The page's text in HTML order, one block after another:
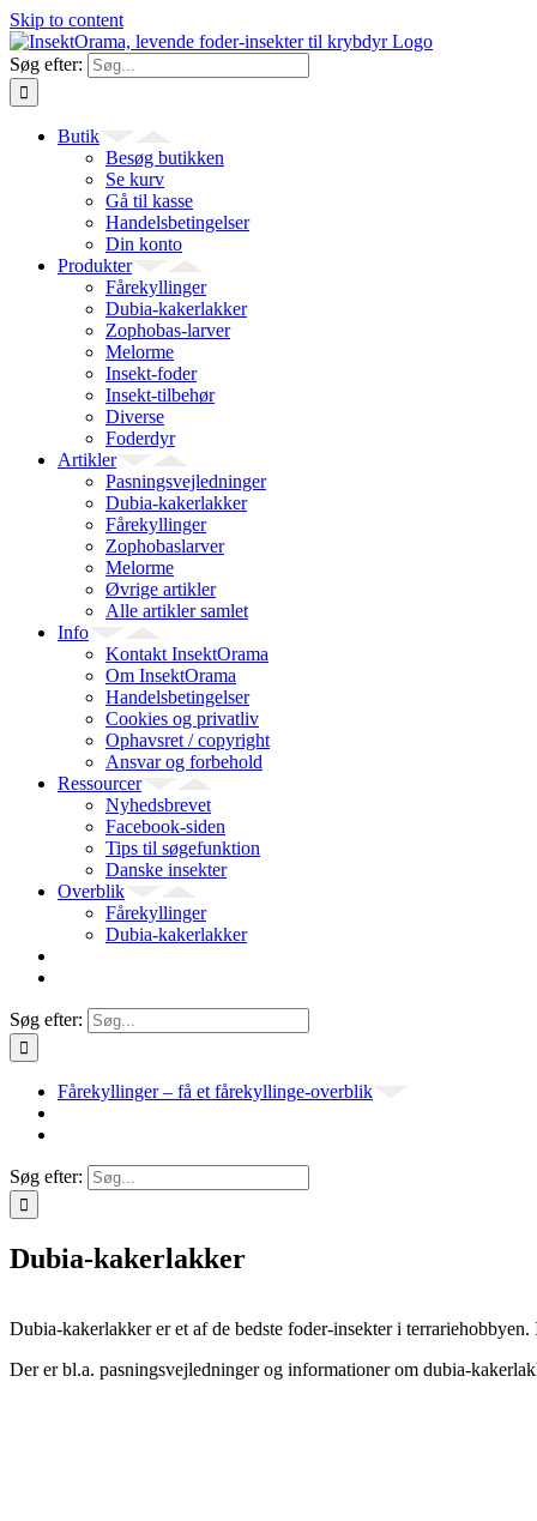
Skip to content
Søg efter:
Butik
Besøg butikken
Se kurv
Gå til kasse
Handelsbetingelser
Din konto
Produkter
Fårekyllinger
Dubia-kakerlakker
Zophobas-larver
Melorme
Insekt-foder
Insekt-tilbehør
Diverse
Foderdyr
Artikler
Pasningsvejledninger
Dubia-kakerlakker
Fårekyllinger
Zophobaslarver
Melorme
Øvrige artikler
Alle artikler samlet
Info
Kontakt InsektOrama
Om InsektOrama
Handelsbetingelser
Cookies og privatliv
Ophavsret / copyright
Ansvar og forbehold
Ressourcer
Nyhedsbrevet
Facebook-siden
Tips til søgefunktion
Danske insekter
Overblik
Fårekyllinger
Dubia-kakerlakker
Søg efter:
Fårekyllinger – få et fårekyllinge-overblik
Søg efter:
Dubia-kakerlakker
Dubia-kakerlakker er et af de bedste foder-insekter i
Der er bl.a. pasningsvejledninger og informationer om dubia-